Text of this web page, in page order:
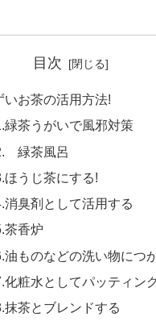
目次
いお茶の活用方法!
緑茶うがいで風邪対策
緑茶風呂
ほうじ茶にする!
消臭剤として活用する
茶香炉
油ものなどの洗い物につ
化粧水としてパッティン
抹茶とブレンドする